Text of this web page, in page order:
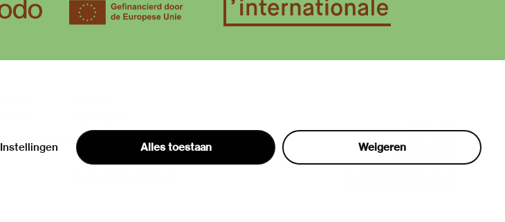
Alles toestaan Weigeren
Instellingen
privacy & cookies
disclaimer & colofon